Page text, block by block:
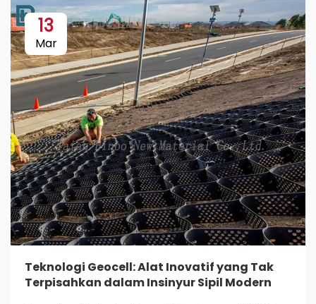
13
Mar
Teknologi Geocell: Alat Inovatif yang Tak
Terpisahkan dalam Insinyur Sipil Modern